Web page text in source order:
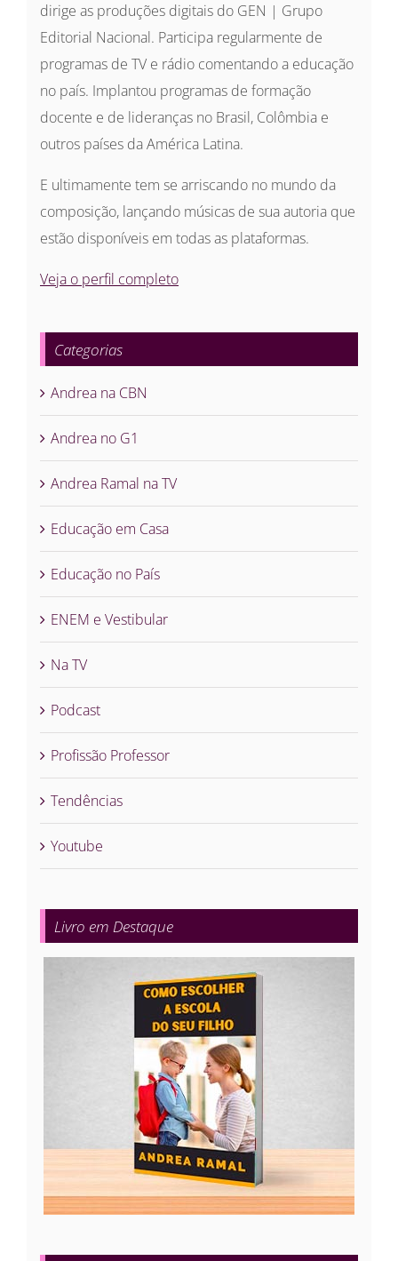
dirige as produções digitais do GEN | Grupo
Editorial Nacional. Participa regularmente de
programas de TV e rádio comentando a educação
no país. Implantou programas de formação
docente e de lideranças no Brasil, Colômbia e
outros países da América Latina.
E ultimamente tem se arriscando no mundo da
composição, lançando músicas de sua autoria que
estão disponíveis em todas as plataformas.
Veja o perfil completo
Categorias
Andrea na CBN
Andrea no G1
Andrea Ramal na TV
Educação em Casa
Educação no País
ENEM e Vestibular
Na TV
Podcast
Profissão Professor
Tendências
Youtube
Livro em Destaque